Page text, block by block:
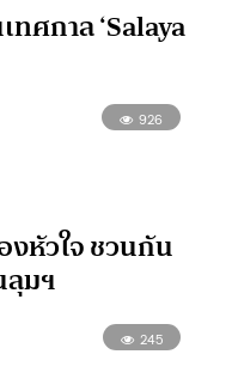
ศกาล ‘Salaya
926
งหัวใจ ชวนกัน
ลุมฯ
245